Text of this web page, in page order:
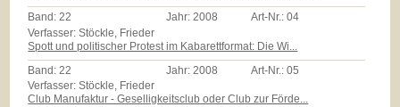
Band:22 Jahr:2008 Art-Nr.:04
Verfasser: Stöckle, Frieder
Spott und politischer Protest im Kabarettformat: Die Wi...
Band:22 Jahr:2008 Art-Nr.:05
Verfasser: Stöckle, Frieder
Club Manufaktur - Geselligkeitsclub oder Club zur Förde...